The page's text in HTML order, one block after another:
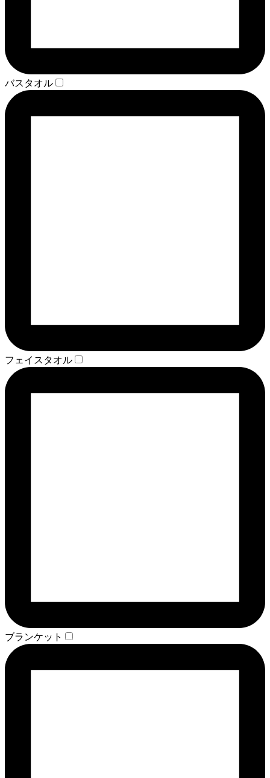
バスタオル
フェイスタオル
ブランケット